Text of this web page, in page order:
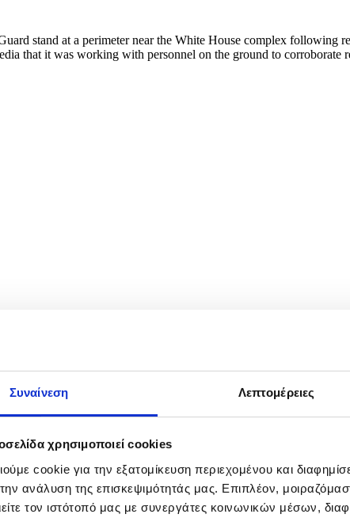
Συναίνεση Λεπτομέρειες
χρησιμοποιεί cookies
cookie για την εξατομίκευση περιεχομένου και
ανάλυση της επισκεψιμότητάς μας. Επιπλέον,
τον ιστότοπό μας με συνεργάτες κοινωνικών μέσων,
stand at a perimeter near the White House complex
that it was working with personnel on the ground to
on the scene of a shooting near the White House complex
that it was working with personnel on the ground to